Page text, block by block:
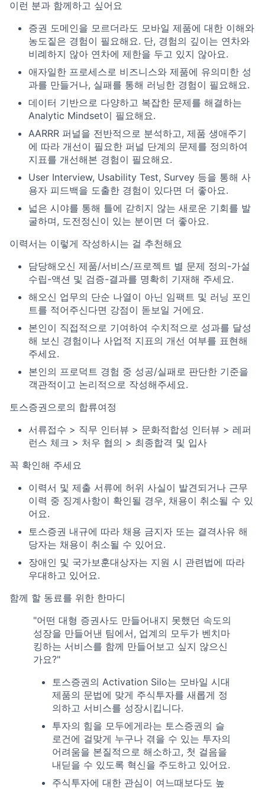
이런 분과 함께하고 싶어요
증권 도메인을 모르더라도 모바일 제품에 대한 이해와
농도짙은 경험이 필요해요. 단, 경험의 깊이는 연차와
비례하지 않아 연차에 제한을 두고 있지 않아요.
애자일한 프로세스로 비즈니스와 제품에 유의미한 성
과를 만들거나, 실패를 통해 러닝한 경험이 필요해요.
데이터 기반으로 다양하고 복잡한 문제를 해결하는
Analytic Mindset이 필요해요.
AARRR 퍼널을 전반적으로 분석하고, 제품 생애주기
에 따라 개선이 필요한 퍼널 단계의 문제를 정의하여
지표를 개선해본 경험이 필요해요.
User Interview, Usability Test, Survey 등을 통해 사
용자 피드백을 도출한 경험이 있다면 더 좋아요.
넓은 시야를 통해 틀에 갇히지 않는 새로운 기회를 발
굴하며, 도전정신이 있는 분이면 더 좋아요.
이력서는 이렇게 작성하시는 걸 추천해요
담당해오신 제품/서비스/프로젝트 별 문제 정의-가설
수립-액션 및 검증-결과를 명확히 기재해 주세요.
해오신 업무의 단순 나열이 아닌 임팩트 및 러닝 포인
트를 적어주신다면 강점이 돋보일 거에요.
본인이 직접적으로 기여하여 수치적으로 성과를 달성
해 보신 경험이나 사업적 지표의 개선 여부를 표현해
주세요.
본인의 프로덕트 경험 중 성공/실패로 판단한 기준을
객관적이고 논리적으로 작성해주세요.
토스증권으로의 합류여정
서류접수 > 직무 인터뷰 > 문화적합성 인터뷰 > 레퍼
런스 체크 > 처우 협의 > 최종합격 및 입사
꼭 확인해 주세요
이력서 및 제출 서류에 허위 사실이 발견되거나 근무
이력 중 징계사항이 확인될 경우, 채용이 취소될 수 있
어요.
토스증권 내규에 따라 채용 금지자 또는 결격사유 해
당자는 채용이 취소될 수 있어요.
장애인 및 국가보훈대상자는 지원 시 관련법에 따라
우대하고 있어요.
함께 할 동료를 위한 한마디
"어떤 대형 증권사도 만들어내지 못했던 속도의
성장을 만들어낸 팀에서, 업계의 모두가 벤치마
킹하는 서비스를 함께 만들어보고 싶지 않으신
가요?"
토스증권의 Activation Silo는 모바일 시대
제품의 문법에 맞게 주식투자를 새롭게 정
의하고 서비스를 성장시킵니다.
투자의 힘을 모두에게라는 토스증권의 슬
로건에 걸맞게 누구나 겪을 수 있는 투자의
어려움을 본질적으로 해소하고, 첫 걸음을
내딛을 수 있도록 혁신을 주도하고 있어요.
주식투자에 대한 관심이 여느때보다도 높